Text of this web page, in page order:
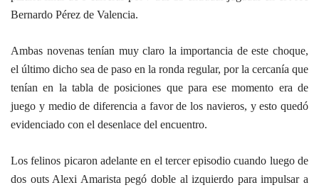
Bernardo Pérez de Valencia.
Ambas novenas tenían muy claro la importancia de este choque,
el último dicho sea de paso en la ronda regular, por la cercanía que
tenían en la tabla de posiciones que para ese momento era de
juego y medio de diferencia a favor de los navieros, y esto quedó
evidenciado con el desenlace del encuentro.
Los felinos picaron adelante en el tercer episodio cuando luego de
dos outs Alexi Amarista pegó doble al izquierdo para impulsar a